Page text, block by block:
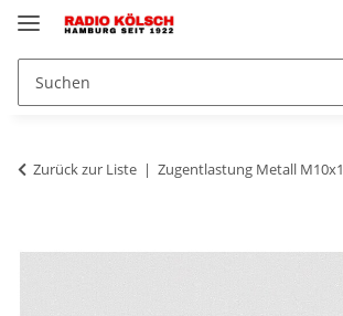
Zurück zur Liste Zugentlastung Metall M10x1